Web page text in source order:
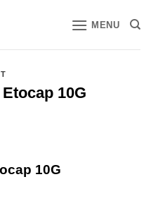
MENU
10G
10G